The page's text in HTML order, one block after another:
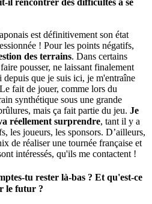
est définitivement son état
! Pour les points négatifs,
des terrains. Dans certains
pousser, ne laissant finalement
depuis que je suis ici, je m'entraîne
fait de jouer, comme lors du
synthétique sous une grande
mais ça fait partie du jeu. Je
réellement surprendre, tant il y a
les joueurs, les sponsors. D’ailleurs,
de réaliser une tournée française et
intéressés, qu'ils me contactent !
tu rester là-bas ? Et qu'est-ce
le futur ?